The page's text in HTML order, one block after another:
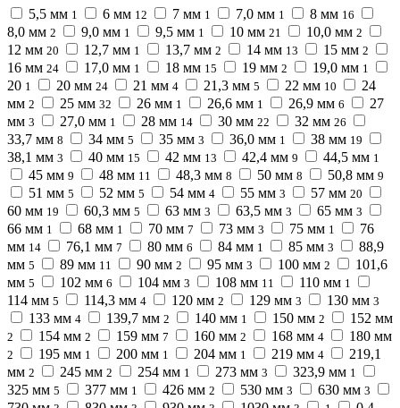
5,5 мм 1 6 мм 12 7 мм 1 7,0 мм 1 8 мм 16
8,0 мм 2 9,0 мм 1 9,5 мм 1 10 мм 21 10,0 мм 2
12 мм 20 12,7 мм 1 13,7 мм 2 14 мм 13 15 мм 2
16 мм 24 17,0 мм 1 18 мм 15 19 мм 2 19,0 мм 1
20 1 20 мм 24 21 мм 4 21,3 мм 5 22 мм 10
24
мм 2 25 мм 32 26 мм 1 26,6 мм 1 26,9 мм 6
27
мм 3 27,0 мм 1 28 мм 14 30 мм 22 32 мм 26
33,7 мм 8 34 мм 5 35 мм 3 36,0 мм 1 38 мм 19
38,1 мм 3 40 мм 15 42 мм 13 42,4 мм 9 44,5 мм 1
45 мм 9 48 мм 11 48,3 мм 8 50 мм 8 50,8 мм 9
51 мм 5 52 мм 5 54 мм 4 55 мм 3 57 мм 20
60 мм 19 60,3 мм 5 63 мм 3 63,5 мм 3 65 мм 3
66 мм 1 68 мм 1 70 мм 7 73 мм 3 75 мм 1
76
мм 14 76,1 мм 7 80 мм 6 84 мм 1 85 мм 3
88,9
мм 5 89 мм 11 90 мм 2 95 мм 3 100 мм 2
101,6
мм 5 102 мм 6 104 мм 3 108 мм 11 110 мм 1
114 мм 5 114,3 мм 4 120 мм 2 129 мм 3 130 мм 3
133 мм 4 139,7 мм 2 140 мм 1 150 мм 2 152 мм
2 154 мм 2 159 мм 7 160 мм 2 168 мм 4 180 мм
2 195 мм 1 200 мм 1 204 мм 1 219 мм 4
219,1
мм 2 245 мм 2 254 мм 1 273 мм 3 323,9 мм 1
325 мм 5 377 мм 1 426 мм 2 530 мм 3 630 мм 3